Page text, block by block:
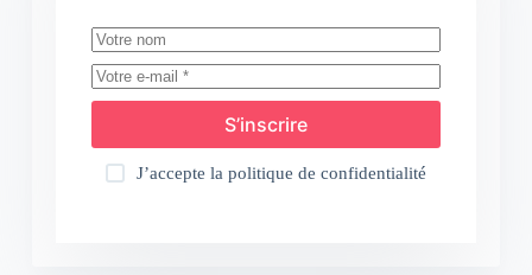
S’inscrire
J’accepte la politique de confidentialité